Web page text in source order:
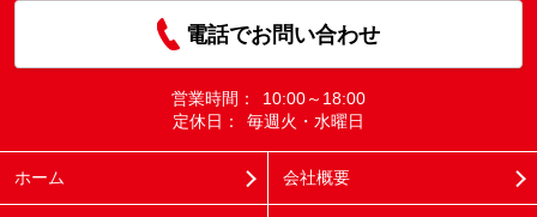
電話でお問い合わせ
営業時間：
10:00～18:00
定休日：
毎週火・水曜日
ホーム 会社概要